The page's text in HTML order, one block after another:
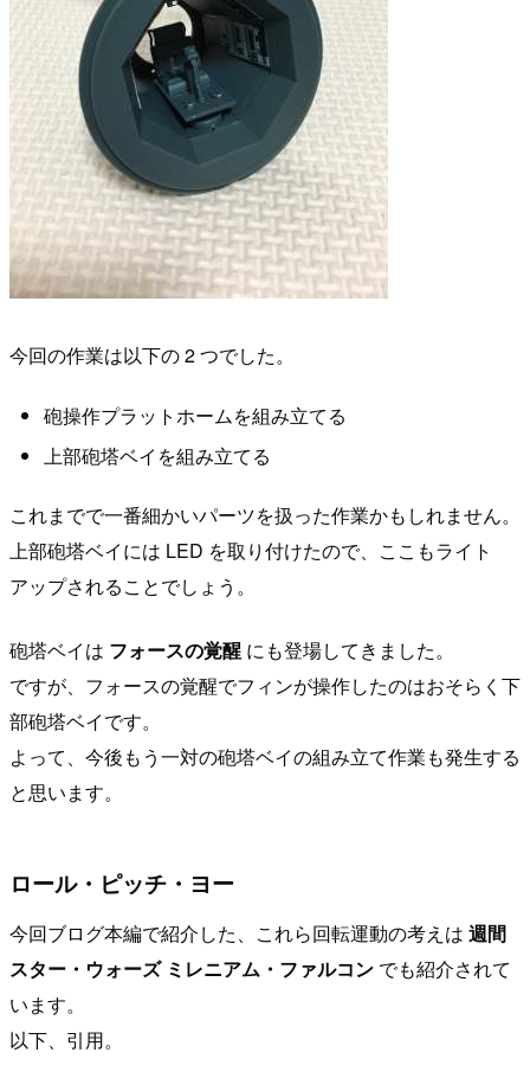
今回の作業は以下の 2 つでした。
砲操作プラットホームを組み立てる
上部砲塔ベイを組み立てる
これまでで一番細かいパーツを扱った作業かもしれません。
上部砲塔ベイには LED を取り付けたので、ここもライト
アップされることでしょう。
砲塔ベイは フォースの覚醒 にも登場してきました。
ですが、フォースの覚醒でフィンが操作したのはおそらく下
部砲塔ベイです。
よって、今後もう一対の砲塔ベイの組み立て作業も発生する
と思います。
ロール・ピッチ・ヨー
今回ブログ本編で紹介した、これら回転運動の考えは 週間
スター・ウォーズ ミレニアム・ファルコン でも紹介されて
います。
以下、引用。